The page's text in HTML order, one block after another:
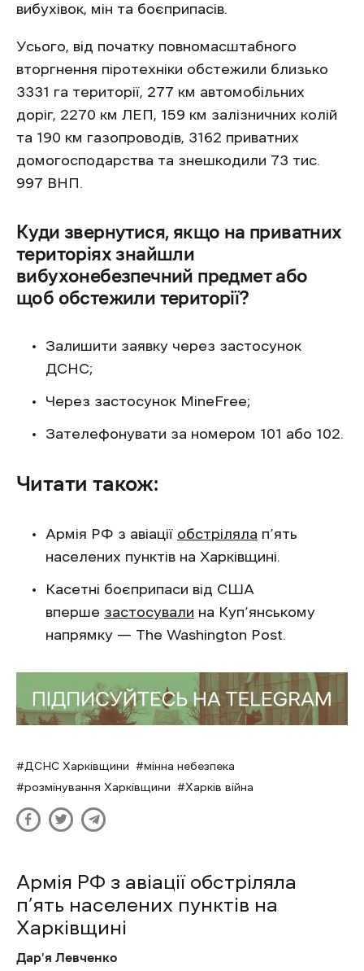
вибухівок, мін та боєприпасів.
Усього, від початку повномасштабного
вторгнення піротехніки обстежили близько
3331 га території, 277 км автомобільних
доріг, 2270 км ЛЕП, 159 км залізничних колій
та 190 км газопроводів, 3162 приватних
домогосподарства та знешкодили 73 тис.
997 ВНП.
Куди звернутися, якщо на приватних
територіях знайшли
вибухонебезпечний предмет або
щоб обстежили території?
Залишити заявку через застосунок
ДСНС;
Через застосунок MineFree;
Зателефонувати за номером 101 або 102.
Читати також:
Армія РФ з авіації обстріляла п’ять
населених пунктів на Харківщині.
Касетні боєприпаси від США
вперше застосували на Куп’янському
напрямку — The Washington Post.
ДСНС Харківщини
мінна небезпека
розмінування Харківщини
Харків війна
Армія РФ з авіації обстріляла
п’ять населених пунктів на
Харківщині
Дар'я Левченко